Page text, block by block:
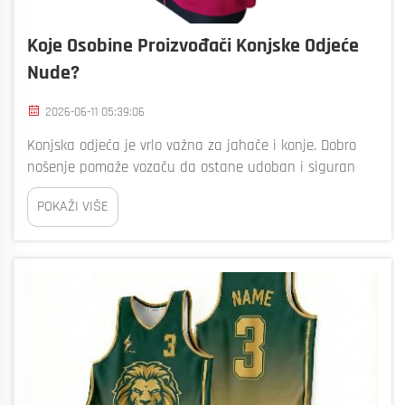
Koje Osobine Proizvođači Konjske Odjeće
Nude?
2026-06-11 05:39:06
Konjska odjeća je vrlo važna za jahače i konje. Dobro
nošenje pomaže vozaču da ostane udoban i siguran
dok vozi. Proizvođač može napraviti prilagođenu odjeću
za jahanje konja koja odgovara potrebama jahača. Naš
brend, Bizarre, radi na jedinstvenim i vrhunskim
POKAŽI VIŠE